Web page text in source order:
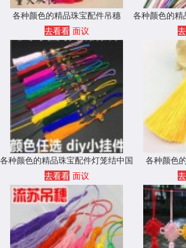
各种颜色的精品珠宝配件吊穗
去看看 面议
各种颜色的精
各种颜色的精品珠宝配件灯笼结中国
结
去看看 面议
各种颜色